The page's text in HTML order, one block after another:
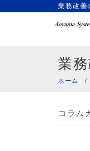
業務改善
業
ホーム /
コラム